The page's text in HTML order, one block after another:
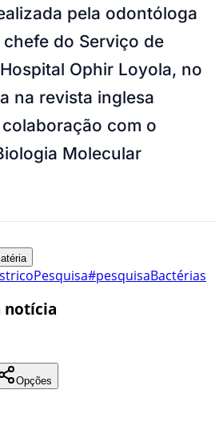
pela odontóloga
chefe do Serviço de
Ophir Loyola, no
na revista inglesa
colaboração com o
Molecular
Pesquisa#pesquisaBactérias
notícia
Opções